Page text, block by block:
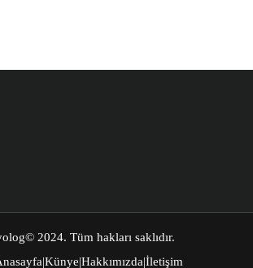
© 2024. Tüm hakları saklıdır.
|Künye|Hakkımızda|İletişim